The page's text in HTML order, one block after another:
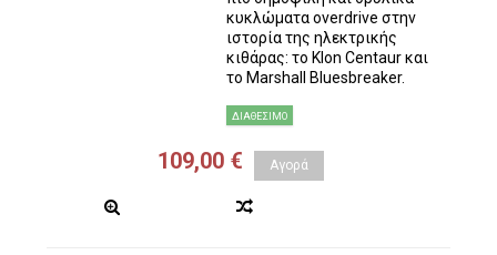
κυκλώματα overdrive στην
ιστορία της ηλεκτρικής
κιθάρας: το Klon Centaur και
το Marshall Bluesbreaker.
ΔΙΑΘΈΣΙΜΟ
109,00 € Αγορά